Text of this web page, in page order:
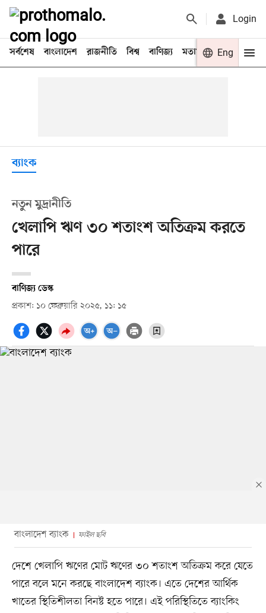
Login
সর্বশেষ বাংলাদেশ রাজনীতি বিশ্ব বাণিজ্য মতামত খেলা
Eng
ব্যাংক
নতুন মুদ্রানীতি
খেলাপি ঋণ ৩০ শতাংশ অতিক্রম করতে
পারে
বাণিজ্য ডেস্ক
প্রকাশ: ১০ ফেব্রুয়ারি ২০২৫, ১১: ১৫
বাংলাদেশ ব্যাংক ফাইল ছবি
দেশে খেলাপি ঋণের মোট ঋণের ৩০ শতাংশ অতিক্রম করে যেতে
পারে বলে মনে করছে বাংলাদেশ ব্যাংক। এতে দেশের আর্থিক
খাতের স্থিতিশীলতা বিনষ্ট হতে পারে। এই পরিস্থিতিতে ব্যাংকিং